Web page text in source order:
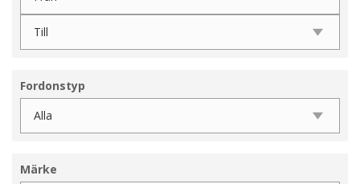
Fordonstyp
Märke